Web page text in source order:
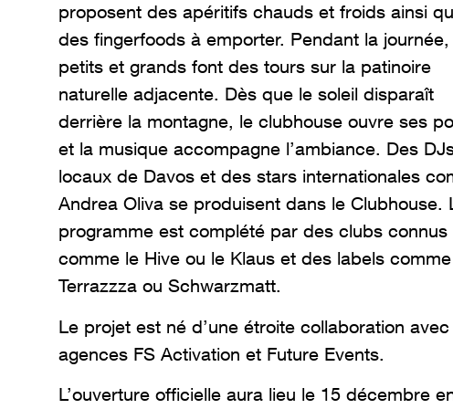
proposent des apéritifs chauds et froids ainsi
des fingerfoods à emporter. Pendant la journée,
petits et grands font des tours sur la patinoire
naturelle adjacente. Dès que le soleil disparaît
derrière la montagne, le clubhouse ouvre ses
et la musique accompagne l’ambiance. Des
locaux de Davos et des stars internationales
Andrea Oliva se produisent dans le Clubhouse.
programme est complété par des clubs connus
comme le Hive ou le Klaus et des labels comme
Terrazzza ou Schwarzmatt.
Le projet est né d’une étroite collaboration
agences FS Activation et Future Events.
L’ouverture officielle aura lieu le 15 décembre